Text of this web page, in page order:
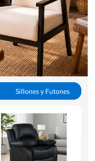
Sillones y Futones
Racks y Muebles TV